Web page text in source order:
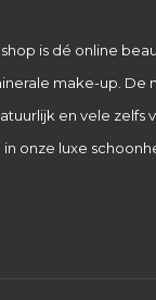
is dé online
make-up. De
en vele zelfs
onze luxe